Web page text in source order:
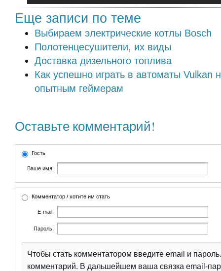
Еще записи по теме
Выбираем электрические котлы Bosch
Полотенцесушители, их виды
Доставка дизельного топлива
Как успешно играть в автоматы Vulkan
опытным геймерам
Оставьте комментарий!
Гость
Ваше имя:
Комментатор / хотите им стать
E-mail:
Пароль:
Чтобы стать комментатором введите email и
комментарий. В дальшейшем ваша связка email-